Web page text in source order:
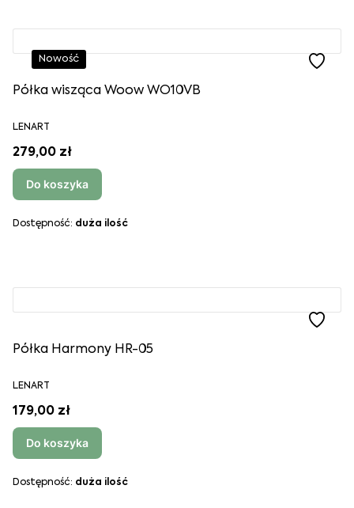
Nowość
Półka wisząca Woow WO10VB
LENART
279,00 zł
Do koszyka
Dostępność: duża ilość
Półka Harmony HR-05
LENART
179,00 zł
Do koszyka
Dostępność: duża ilość